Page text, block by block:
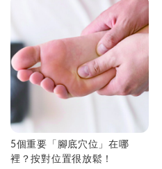
5個重要「腳底穴位」在哪
裡？按對位置很放鬆！